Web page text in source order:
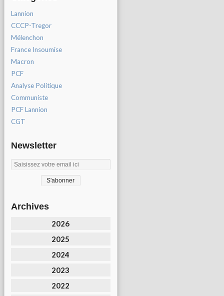
Lannion
CCCP-Tregor
Mélenchon
France Insoumise
Macron
PCF
Analyse Politique
Communiste
PCF Lannion
CGT
Newsletter
Archives
2026
2025
2024
2023
2022